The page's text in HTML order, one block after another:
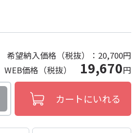
希望納入価格（税抜）： 20,700円
WEB価格（税抜） 19,670円